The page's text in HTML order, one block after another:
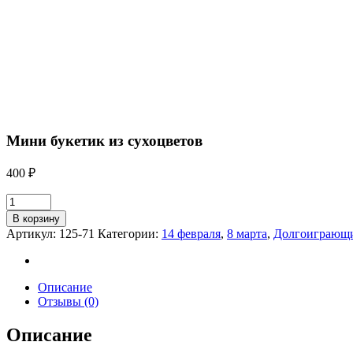
Мини букетик из сухоцветов
400 ₽
В корзину
Артикул: 125-71 Категории: 14 февраля, 8 марта,
Описание
Отзывы (0)
Описание